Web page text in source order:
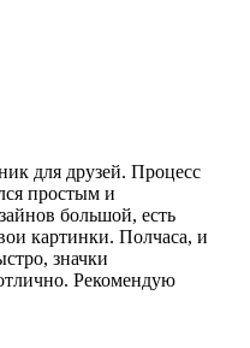
для друзей. Процесс
простым и
большой, есть
картинки. Полчаса, и
значки
Рекомендую